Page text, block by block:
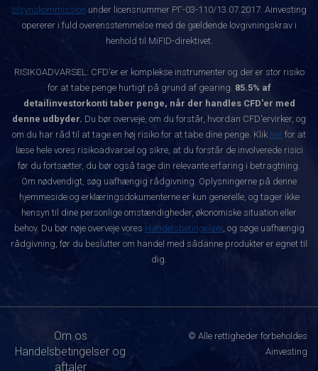
tilsynskommission under licensnummer РГ-03-110/13.07.2017. Ainvesting
opererer i fuld overensstemmelse med de gældende lovgivningskrav i
henhold til MiFID-direktivet.
RISIKOADVARSEL: CFD'er er komplekse instrumenter og der er stor risiko
for at tabe penge hurtigt på grund af gearing. 85.5% af
detailinvestorkonti taber penge, når der handles CFD'er med
denne udbyder. Du bør overveje, om du forstår, hvordan CFD'ervirker, og
om du har råd til at tage en høj risiko for at tabe dine penge. Klik her for at
læse hele vores risikoadvarsel og sikre, at du forstår de involverede risici
før du fortsætter, du bør også tage din relevante erfaring i betragtning.
Om nødvendigt, søg uafhængig rådgivning. Oplysningerne på denne
hjemmeside og erklæringsdokumenterne er kun generelle, og tager ikke
hensyn til dine personlige omstændigheder, økonomiske situation eller
behov. Du bør nøje overveje vores Handelsbetingelser, og søge uafhængig
rådgivning, før du beslutter om handel med sådanne produkter er egnet til
dig.
Om os
Handelsbetingelser og
aftaler
© Alle rettigheder forbeholdes
Ainvesting